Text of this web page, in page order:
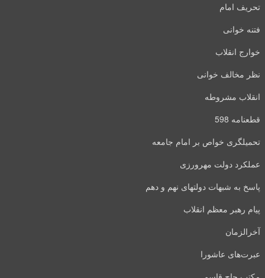
تحریف امام
فتنه خوانی
خوارج انقلاب
نظر مخالف خوانی
انقلاب مشروطه
قطعنامه 598
تحمیلگری خواص بر امام جامعه
عملکرد دولت مهرورزی
پاسخ به شبهات دولتهای نهم و دهم
پیام رهبر معظم انقلاب
آخرالزمان
عبرت‌های عاشورا